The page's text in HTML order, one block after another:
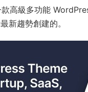
款高級多功能
新趨勢創建的。